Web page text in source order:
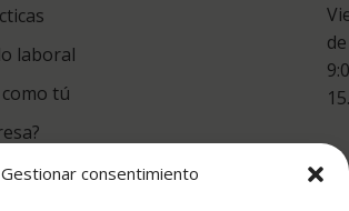
Gestionar consentimiento
laboral
tú
de